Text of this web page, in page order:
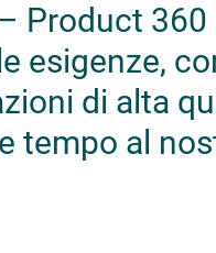
Product
esigenze,
di alta
tempo al